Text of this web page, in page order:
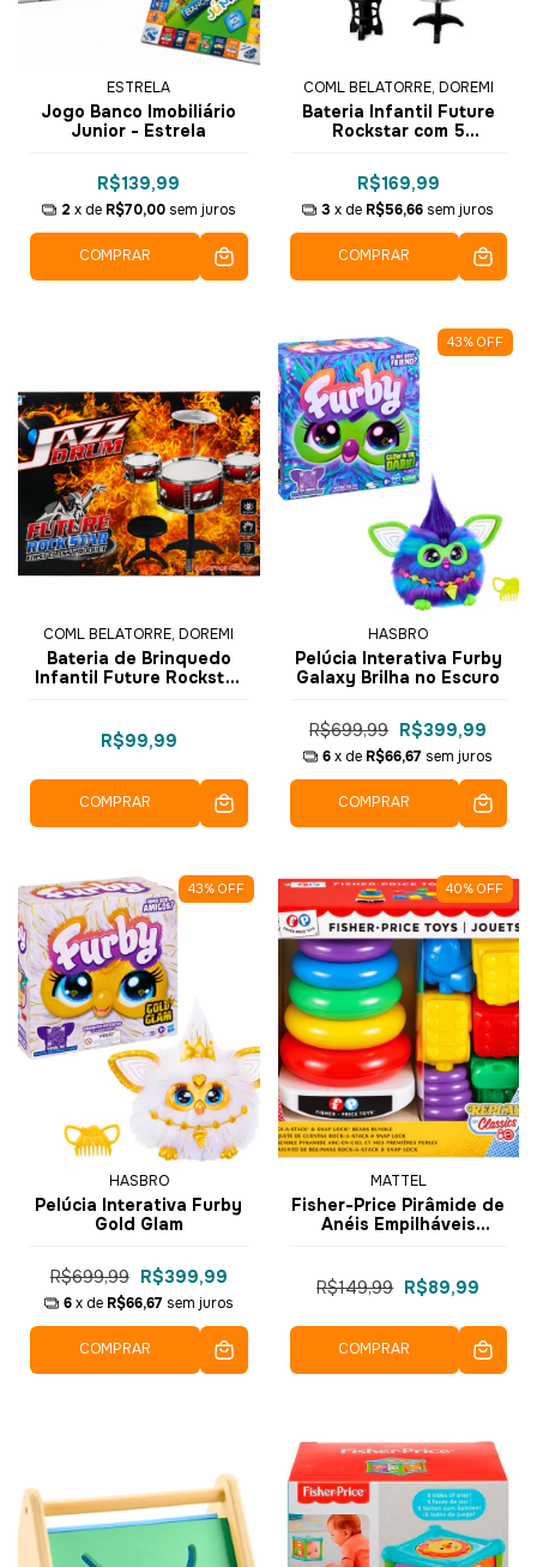
ESTRELA
Jogo Banco Imobiliário
Junior - Estrela
R$139,99
2 x de R$70,00 sem juros
COMPRAR
COML BELATORRE, DOREMI
Bateria Infantil Future
Rockstar com 5
R$169,99
3 x de R$56,66 sem juros
COMPRAR
COML BELATORRE, DOREMI
Bateria de Brinquedo
Infantil Future Rockstar
R$99,99
COMPRAR
43% OFF
HASBRO
Pelúcia Interativa Furby
Galaxy Brilha no Escuro
R$699,99 R$399,99
6 x de R$66,67 sem juros
COMPRAR
43% OFF
HASBRO
Pelúcia Interativa Furby
Gold Glam
R$699,99 R$399,99
6 x de R$66,67 sem juros
COMPRAR
40% OFF
MATTEL
Fisher-Price Pirâmide de
Anéis Empilháveis
R$149,99 R$89,99
COMPRAR